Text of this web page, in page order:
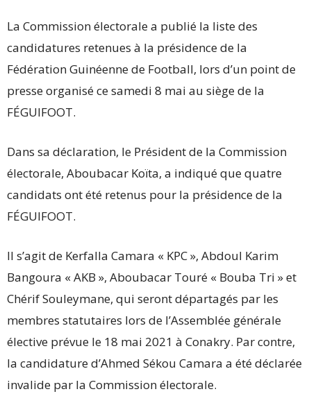
La Commission électorale a publié la liste des
candidatures retenues à la présidence de la
Fédération Guinéenne de Football, lors d’un point de
presse organisé ce samedi 8 mai au siège de la
FÉGUIFOOT.
Dans sa déclaration, le Président de la Commission
électorale, Aboubacar Koïta, a indiqué que quatre
candidats ont été retenus pour la présidence de la
FÉGUIFOOT.
Il s’agit de Kerfalla Camara « KPC », Abdoul Karim
Bangoura « AKB », Aboubacar Touré « Bouba Tri » et
Chérif Souleymane, qui seront départagés par les
membres statutaires lors de l’Assemblée générale
élective prévue le 18 mai 2021 à Conakry. Par contre,
la candidature d’Ahmed Sékou Camara a été déclarée
invalide par la Commission électorale.